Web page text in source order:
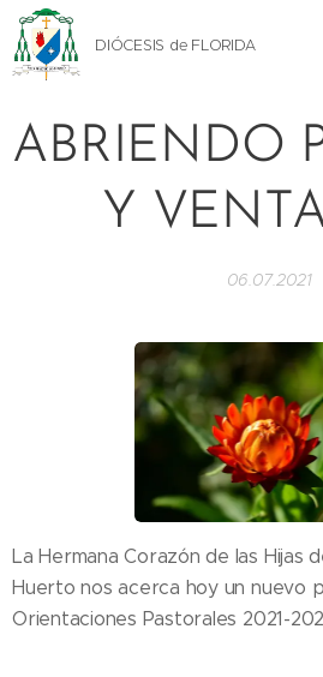
DIÓCESIS de FLORIDA
ABRIENDO
Y
06.07.2021
La Hermana Corazón de las Hijas
Huerto nos acerca hoy un nuevo
Orientaciones Pastorales 2021-